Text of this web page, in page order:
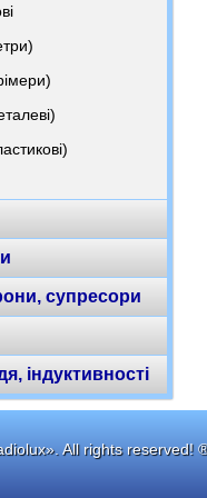
супресори
індуктивності
All rights reserved!